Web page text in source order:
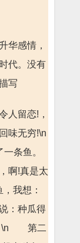
华感情，
代。没有
写
人留恋!，
味无穷!\n
条鱼。
啊!真是太
我想：
：种瓜得
。\n 第二